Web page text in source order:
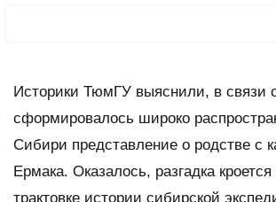
Историки ТюмГУ выяснили, в связи
сформировалось широко
Сибири представление о родстве с
Ермака. Оказалось, разгадка
трактовке истории сибирской